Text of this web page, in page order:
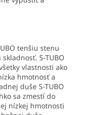
tenšiu stenu
S-TUBO
vlastnosti ako
hmotnosť a
duše S-TUBO
sa zmestí do
nízkej hmotnosti